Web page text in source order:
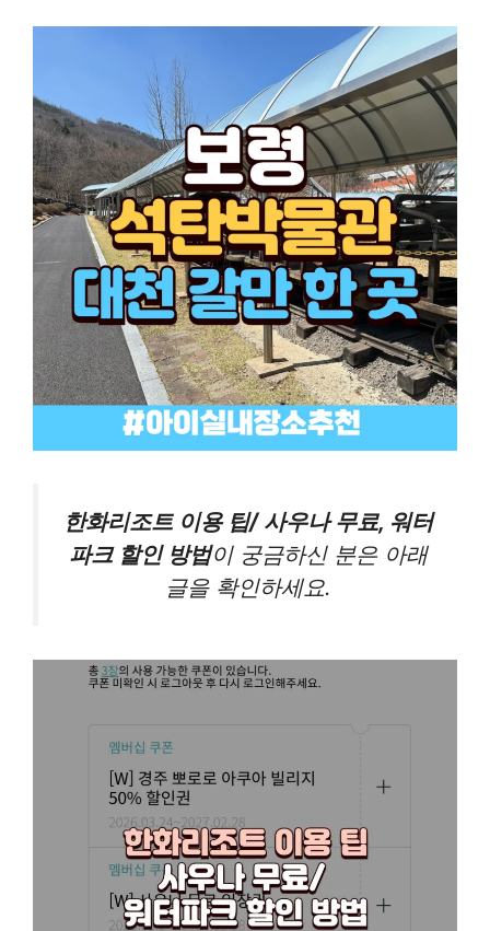
한화리조트 이용 팁/ 사우나 무료, 워터
파크 할인 방법이 궁금하신 분은 아래
글을 확인하세요.